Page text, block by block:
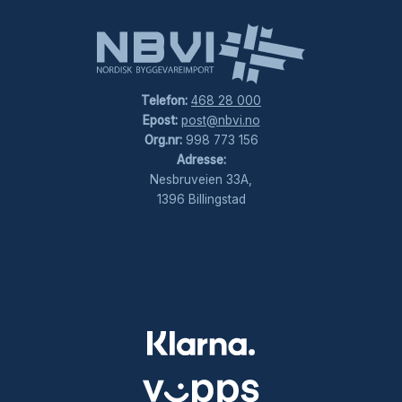
Telefon: 468 28 000
Epost: post@nbvi.no
Org.nr:998 773 156
Adresse:
Nesbruveien 33A,
1396 Billingstad